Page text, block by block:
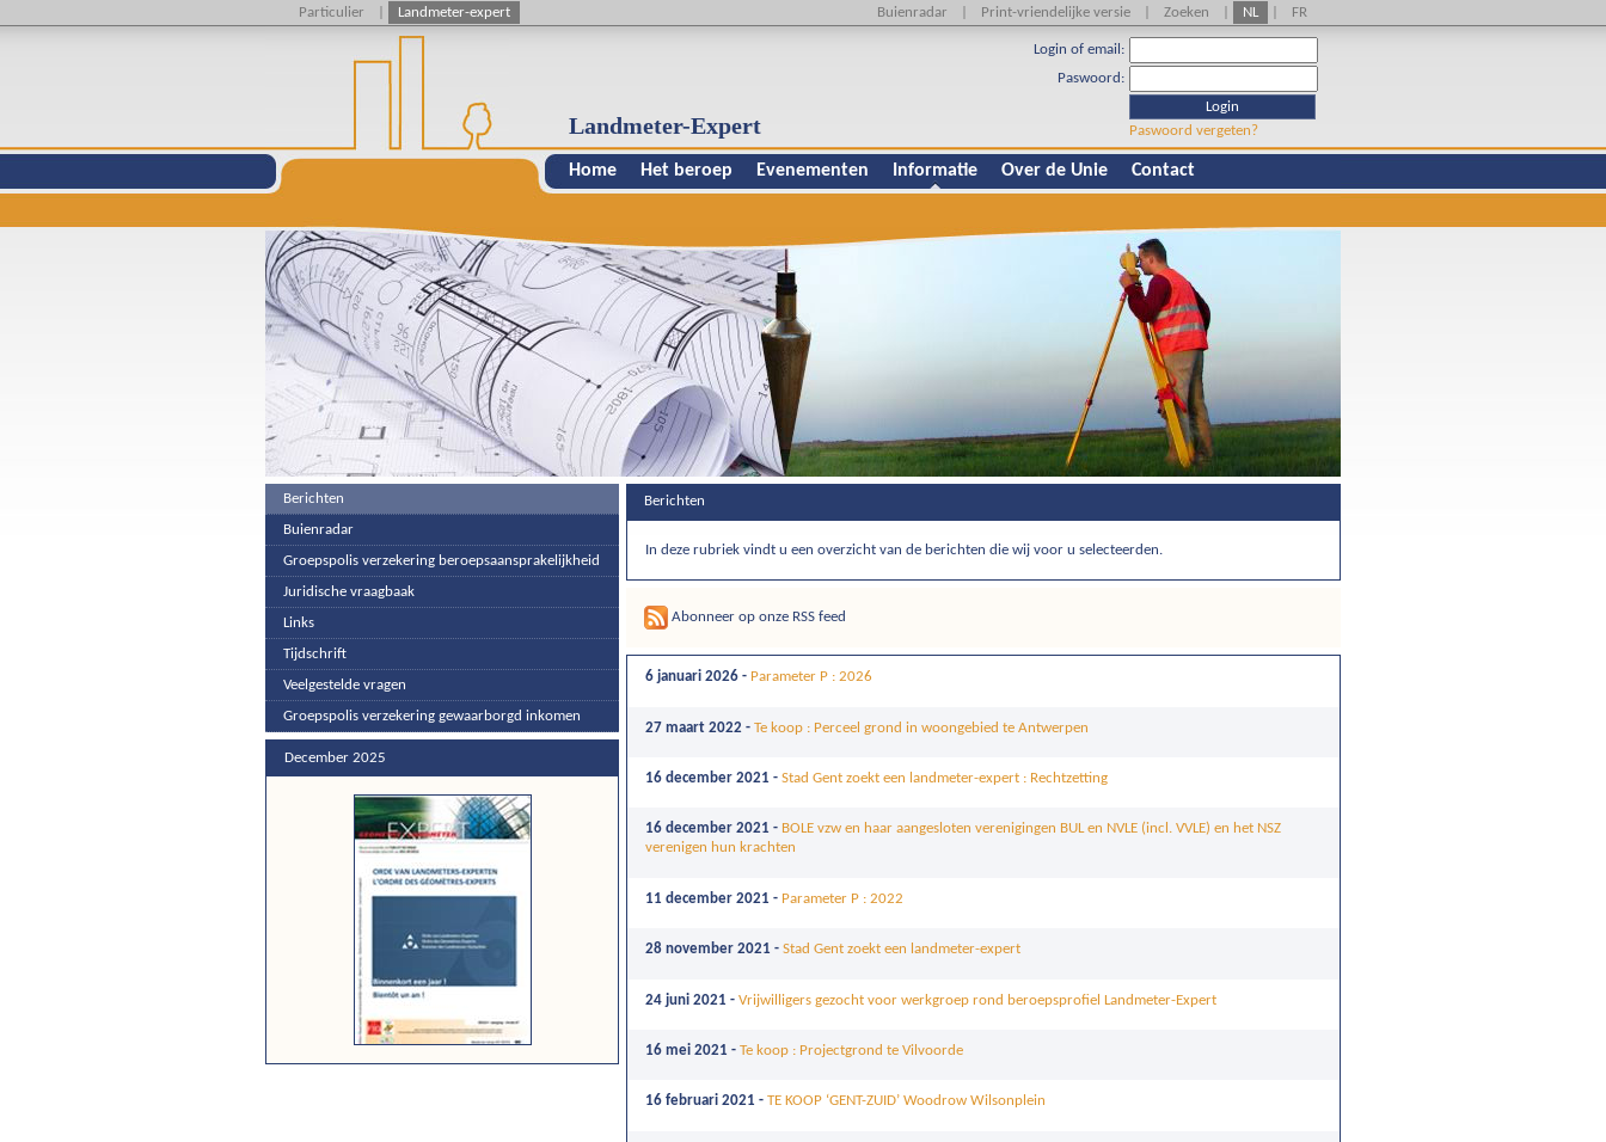
Login of email:
Paswoord:
Login
Paswoord vergeten?
Landmeter-Expert
Home Het beroep Evenementen Informatie Over de Unie Contact
Berichten
Buienradar
Groepspolis verzekering beroepsaansprakelijkheid
Juridische vraagbaak
Links
Tijdschrift
Veelgestelde vragen
Groepspolis verzekering gewaarborgd inkomen
December 2025
Berichten
In deze rubriek vindt u een overzicht van de berichten die wij voor u selecteerden.
Abonneer op onze RSS feed
6 januari 2026 - Parameter P : 2026
27 maart 2022 - Te koop : Perceel grond in woongebied te Antwerpen
16 december 2021 - Stad Gent zoekt een landmeter-expert : Rechtzetting
16 december 2021 - BOLE vzw en haar aangesloten verenigingen BUL en NVLE (incl. VVLE) en het NSZ
verenigen hun krachten
11 december 2021 - Parameter P : 2022
28 november 2021 - Stad Gent zoekt een landmeter-expert
24 juni 2021 - Vrijwilligers gezocht voor werkgroep rond beroepsprofiel Landmeter-Expert
16 mei 2021 - Te koop : Projectgrond te Vilvoorde
16 februari 2021 - TE KOOP ‘GENT-ZUID’ Woodrow Wilsonplein
NL FR
Particulier Landmeter-expert Buienradar Print-vriendelijke versie Zoeken